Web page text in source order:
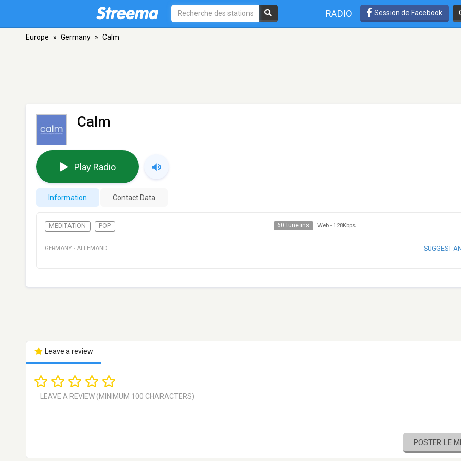
RADIO Session de Facebook
Europe » Germany » Calm
Calm
Play Radio
Information Contact Data
MEDITATION POP 60 tune ins Web - 128Kbps
GERMANY · ALLEMAND SUGGEST
Leave a review
POSTER LE